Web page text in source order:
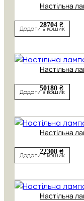
Настільна
28704 ₴
Додати в кошик
Настільна
50180 ₴
Додати в кошик
Настільна
22308 ₴
Додати в кошик
Настільна